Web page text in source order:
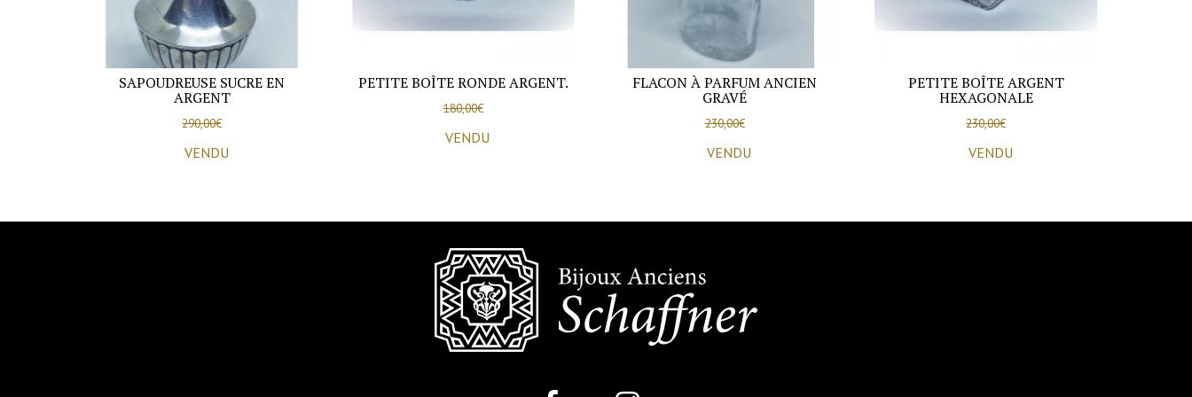
SAPOUDREUSE SUCRE EN
ARGENT
290,00€
VENDU
PETITE BOÎTE RONDE ARGENT.
180,00€
VENDU
FLACON À PARFUM ANCIEN
GRAVÉ
230,00€
VENDU
PETITE BOÎTE ARGENT
HEXAGONALE
230,00€
VENDU